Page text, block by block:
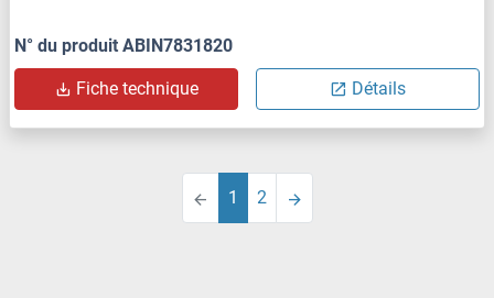
N° du produit ABIN7831820
Fiche technique Détails
1 2